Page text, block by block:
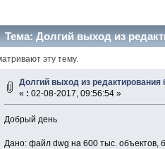
Тема: Долгий выход из
эту тему.
Долгий выход из редактирования
« : 02-08-2017, 09:56:54 »
Добрый день
Дано: файл dwg на 600 тыс. объектов,